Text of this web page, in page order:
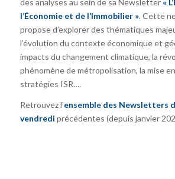
l’Économie et de l’Immobilier ». Cette
propose d’explorer des thématiques
l’évolution du contexte économique et
impacts du changement climatique, la
phénomène de métropolisation, la mise
stratégies ISR….
Retrouvez l’ensemble des Newsletters
vendredi précédentes (depuis janvier